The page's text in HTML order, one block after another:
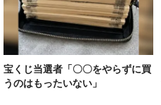
宝くじ当選者「〇〇をやらずに買
うのはもったいない」